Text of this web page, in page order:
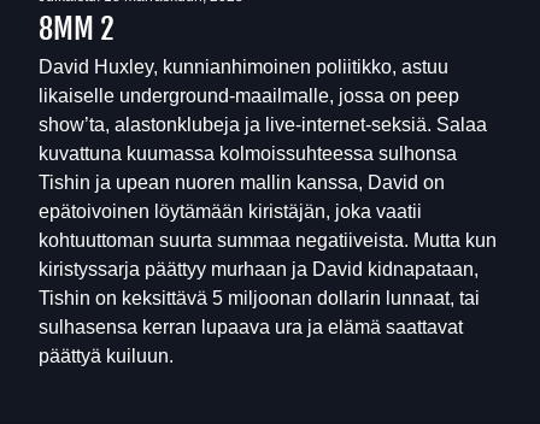
8MM 2
David Huxley, kunnianhimoinen poliitikko, astuu
likaiselle underground-maailmalle, jossa on peep
show’ta, alastonklubeja ja live-internet-seksiä. Salaa
kuvattuna kuumassa kolmoissuhteessa sulhonsa
Tishin ja upean nuoren mallin kanssa, David on
epätoivoinen löytämään kiristäjän, joka vaatii
kohtuuttoman suurta summaa negatiiveista. Mutta kun
kiristyssarja päättyy murhaan ja David kidnapataan,
Tishin on keksittävä 5 miljoonan dollarin lunnaat, tai
sulhasensa kerran lupaava ura ja elämä saattavat
päättyä kuiluun.